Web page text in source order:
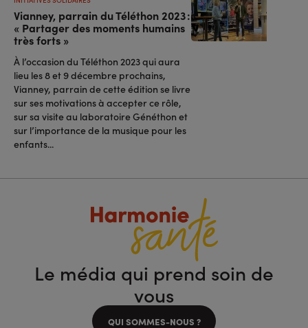
Vianney, parrain du Téléthon 2023 :
« Partager des moments humains
très forts »
À l’occasion du Téléthon 2023 qui aura
lieu les 8 et 9 décembre prochains,
Vianney, parrain de cette édition se livre
sur ses motivations à accepter ce rôle,
sur sa visite au laboratoire Généthon et
sur l’importance de la musique pour les
enfants...
Le média qui prend soin de
vous
QUI SOMMES-NOUS ?